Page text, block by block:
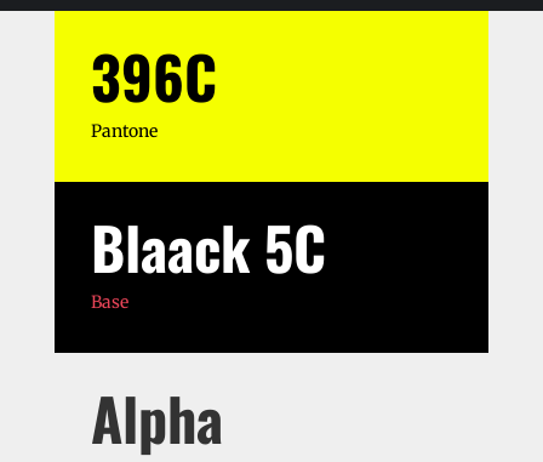
396C
Pantone
Blaack 5C
Base
Alpha